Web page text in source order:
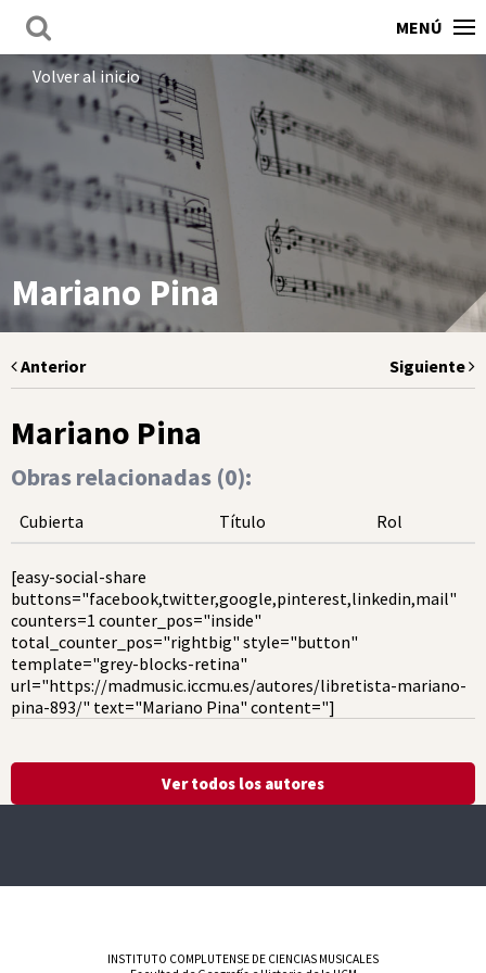
MENÚ
Volver al inicio
Mariano Pina
Anterior Siguiente
Mariano Pina
Obras relacionadas (0):
Cubierta Título Rol
[easy-social-share
buttons="facebook,twitter,google,pinterest,linkedin,mail"
counters=1 counter_pos="inside"
total_counter_pos="rightbig" style="button"
template="grey-blocks-retina"
url="https://madmusic.iccmu.es/autores/libretista-mariano-
pina-893/" text="Mariano Pina" content="]
Ver todos los autores
INSTITUTO COMPLUTENSE DE CIENCIAS MUSICALES